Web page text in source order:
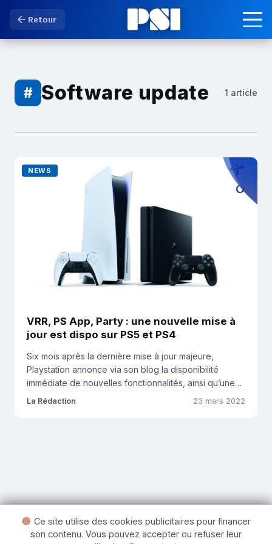
Retour
# Software update 1 article
NEWS
VRR, PS App, Party : une nouvelle mise à
jour est dispo sur PS5 et PS4
Six mois après la dernière mise à jour majeure,
Playstation annonce via son blog la disponibilité
immédiate de nouvelles fonctionnalités, ainsi qu’une
disponibilité prochaine du VRR. Les mises à jour
La Rédaction 23 mars 2022
Ce site utilise des cookies publicitaires pour financer
son contenu. Vous pouvez accepter ou refuser leur